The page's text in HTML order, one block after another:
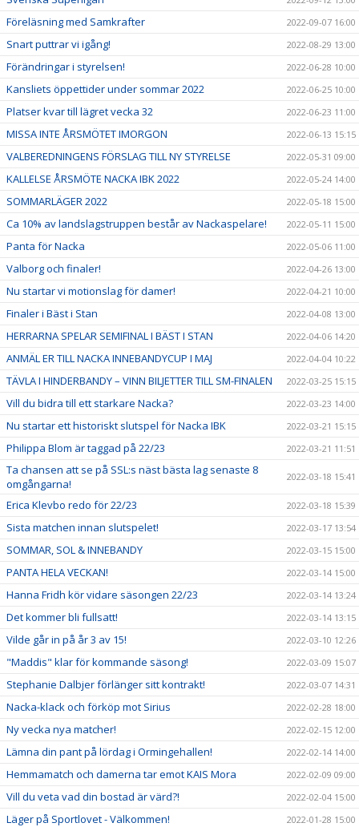
Föreläsning med Samkrafter 2022-09-07 16:00
Snart puttrar vi igång! 2022-08-29 13:00
Förändringar i styrelsen! 2022-06-28 10:00
Kansliets öppettider under sommar 2022 2022-06-25 10:00
Platser kvar till lägret vecka 32 2022-06-23 11:00
MISSA INTE ÅRSMÖTET IMORGON 2022-06-13 15:15
VALBEREDNINGENS FÖRSLAG TILL NY STYRELSE 2022-05-31 09:00
KALLELSE ÅRSMÖTE NACKA IBK 2022 2022-05-24 14:00
SOMMARLÄGER 2022 2022-05-18 15:00
Ca 10% av landslagstruppen består av Nackaspelare! 2022-05-11 15:00
Panta för Nacka 2022-05-06 11:00
Valborg och finaler! 2022-04-26 13:00
Nu startar vi motionslag för damer! 2022-04-21 10:00
Finaler i Bäst i Stan 2022-04-08 13:00
HERRARNA SPELAR SEMIFINAL I BÄST I STAN 2022-04-06 14:20
ANMÄL ER TILL NACKA INNEBANDYCUP I MAJ 2022-04-04 10:22
TÄVLA I HINDERBANDY – VINN BILJETTER TILL SM-FINALEN 2022-03-25 15:15
Vill du bidra till ett starkare Nacka? 2022-03-23 14:00
Nu startar ett historiskt slutspel för Nacka IBK 2022-03-21 15:15
Philippa Blom är taggad på 22/23 2022-03-21 11:51
Ta chansen att se på SSL:s näst bästa lag senaste 8
omgångarna!
2022-03-18 15:41
Erica Klevbo redo för 22/23 2022-03-18 15:39
Sista matchen innan slutspelet! 2022-03-17 13:54
SOMMAR, SOL & INNEBANDY 2022-03-15 15:00
PANTA HELA VECKAN! 2022-03-14 15:00
Hanna Fridh kör vidare säsongen 22/23 2022-03-14 13:24
Det kommer bli fullsatt! 2022-03-14 13:15
Vilde går in på år 3 av 15! 2022-03-10 12:26
"Maddis" klar för kommande säsong! 2022-03-09 15:07
Stephanie Dalbjer förlänger sitt kontrakt! 2022-03-07 14:31
Nacka-klack och förköp mot Sirius 2022-02-28 18:00
Ny vecka nya matcher! 2022-02-15 12:00
Lämna din pant på lördag i Ormingehallen! 2022-02-14 14:00
Hemmamatch och damerna tar emot KAIS Mora 2022-02-09 09:00
Vill du veta vad din bostad är värd?! 2022-02-04 15:00
Läger på Sportlovet - Välkommen! 2022-01-28 15:00